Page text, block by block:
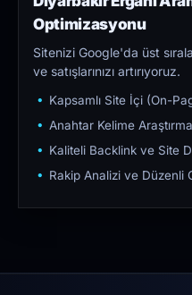
Optimizasyonu
Sitenizi Google'da üst
ve satışlarınızı artırıyoruz.
Kapsamlı Site İçi (On-
Anahtar Kelime
Kaliteli Backlink ve Site
Rakip Analizi ve Düzenli